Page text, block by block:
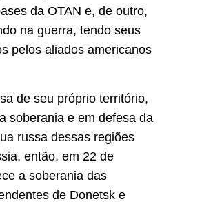
da OTAN e, de outro,
na guerra, tendo seus
pelos aliados americanos
de seu próprio território,
soberania e em defesa da
russa dessas regiões
então, em 22 de
a soberania das
de Donetsk e